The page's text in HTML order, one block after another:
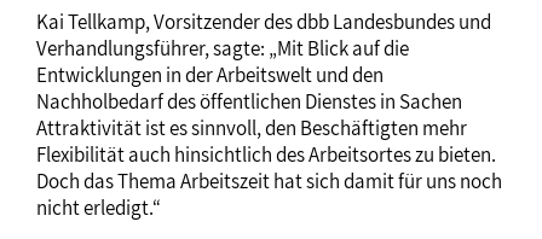
Kai Tellkamp, Vorsitzender des dbb Landesbundes und
Verhandlungsführer, sagte: „Mit Blick auf die
Entwicklungen in der Arbeitswelt und den
Nachholbedarf des öffentlichen Dienstes in Sachen
Attraktivität ist es sinnvoll, den Beschäftigten mehr
Flexibilität auch hinsichtlich des Arbeitsortes zu bieten.
Doch das Thema Arbeitszeit hat sich damit für uns noch
nicht erledigt.“